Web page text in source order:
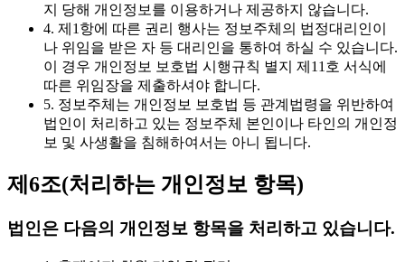
지 당해 개인정보를 이용하거나 제공하지 않습니다.
4. 제1항에 따른 권리 행사는 정보주체의 법정대리인이
나 위임을 받은 자 등 대리인을 통하여 하실 수 있습니다.
이 경우 개인정보 보호법 시행규칙 별지 제11호 서식에
따른 위임장을 제출하셔야 합니다.
5. 정보주체는 개인정보 보호법 등 관계법령을 위반하여
법인이 처리하고 있는 정보주체 본인이나 타인의 개인정
보 및 사생활을 침해하여서는 아니 됩니다.
제6조(처리하는 개인정보 항목)
법인은 다음의 개인정보 항목을 처리하고 있습니다.